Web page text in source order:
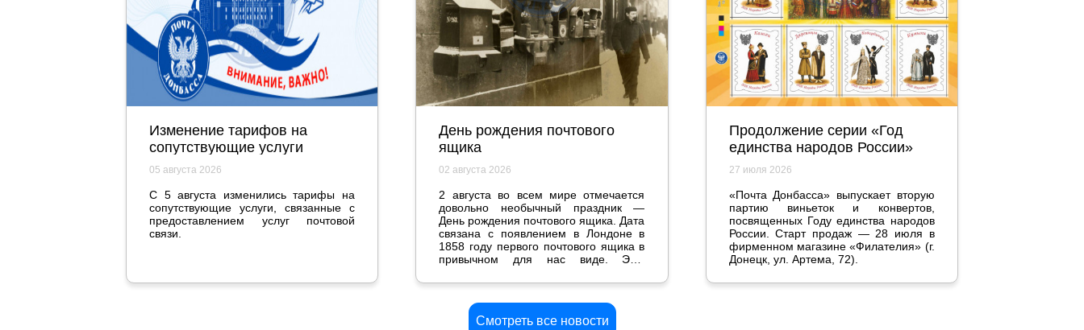
Изменение тарифов на
сопутствующие услуги
05 августа 2026
С 5 августа изменились тарифы на
сопутствующие услуги, связанные с
предоставлением услуг почтовой
связи.
День рождения почтового
ящика
02 августа 2026
2 августа во всем мире отмечается
довольно необычный праздник —
День рождения почтового ящика. Дата
связана с появлением в Лондоне в
1858 году первого почтового ящика в
привычном для нас виде. Эта,
настоящим прорывом и серьезно
Продолжение серии «Год
единства народов России»
27 июля 2026
«Почта Донбасса» выпускает вторую
партию виньеток и конвертов,
посвященных Году единства народов
России. Старт продаж — 28 июля в
фирменном магазине «Филателия» (г.
Донецк, ул. Артема, 72).
Смотреть все новости